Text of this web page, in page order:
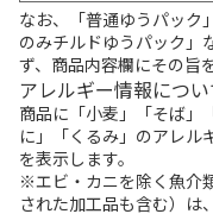
なお、「普通ゆうパック
のみチルドゆうパック」
ず、商品内容欄にその旨
アレルギー情報につい
商品に「小麦」「そば」
に」「くるみ」のアレル
を表示します。
※エビ・カニを除く魚介
された加工品も含む）は